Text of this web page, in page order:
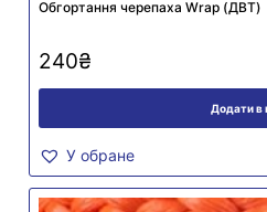
Обгортання черепаха Wrap (ДВТ)
240₴
Додати в
У обране